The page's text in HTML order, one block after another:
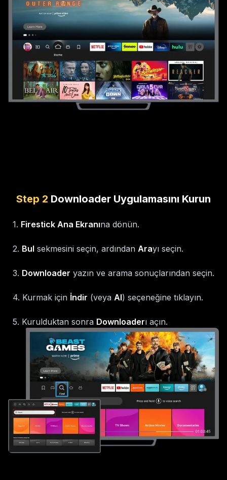
Step 2 Downloader Uygulamasını Kurun
1. Firestick Ana Ekranına dönün.
2. Bul sekmesini seçin, ardından Arayı seçin.
3. Downloader yazın ve arama sonuçlarından seçin.
4. Kurmak için İndir (veya Al) seçeneğine tıklayın.
5. Kurulduktan sonra Downloaderı açın.